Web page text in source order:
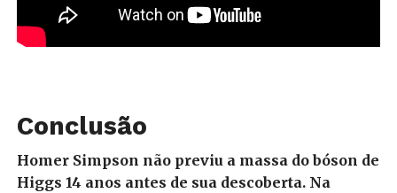
Conclusão
Homer Simpson não previu a massa do bóson de
Higgs 14 anos antes de sua descoberta. Na